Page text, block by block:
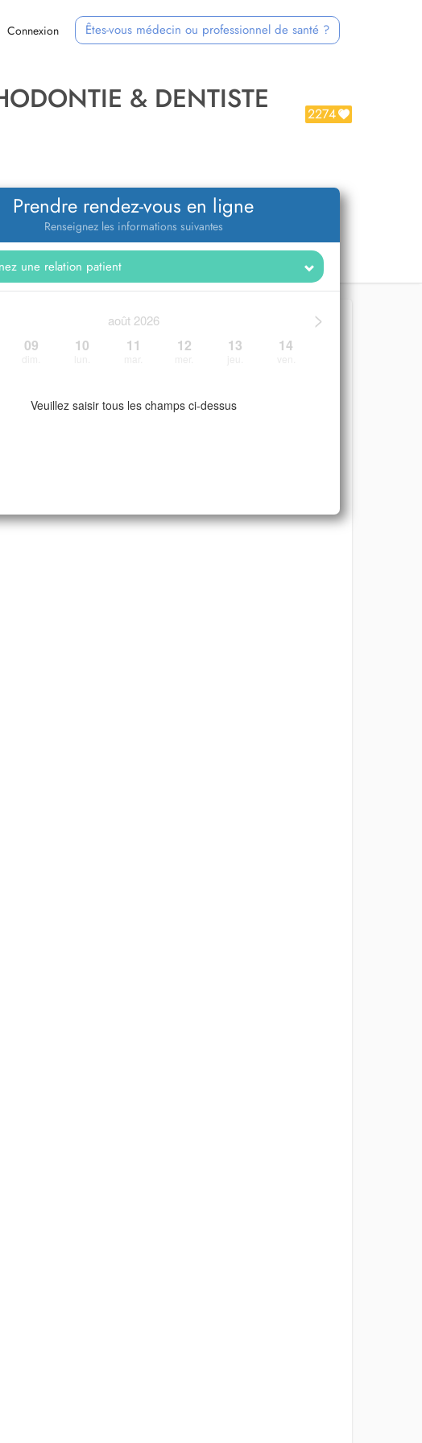
Connexion Êtes-vous médecin ou professionnel de santé ?
& DENTISTE 2274
Prendre rendez-vous en ligne
Renseignez les informations suivantes
>
août 2026
09 10 11 12 13 14
Veuillez saisir tous les champs ci-dessus